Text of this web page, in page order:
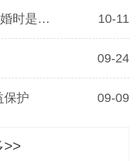
婚内老婆给老公打的欠条，离婚时是否有效 10-11
09-24
保护 09-09
>>